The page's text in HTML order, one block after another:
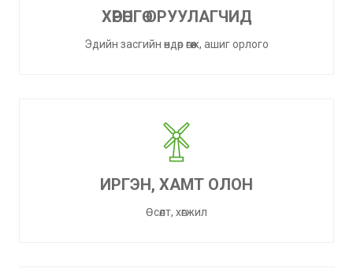
ХӨРӨНГӨ ОРУУЛАГЧИД
Эдийн засгийн өндөр өгөөж, ашиг орлого
ИРГЭН, ХАМТ ОЛОН
Өсөлт, хөгжил